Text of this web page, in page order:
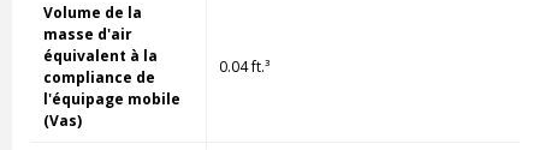
Volume de la
masse d'air
équivalent à la
compliance de
l'équipage mobile
(Vas)
0.04 ft.³